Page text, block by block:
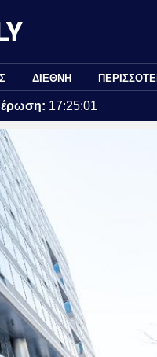
ΔΙΕΘΝΗ
17:25:01